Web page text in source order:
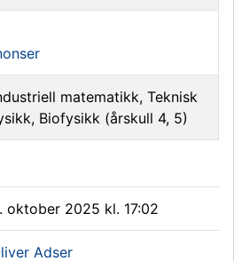
matematikk, Teknisk
Biofysikk (årskull 4, 5)
oktober 2025 kl. 17:02
Adser